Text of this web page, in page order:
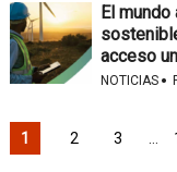
El mundo
acceso
NOTICIAS ·
1 2 3